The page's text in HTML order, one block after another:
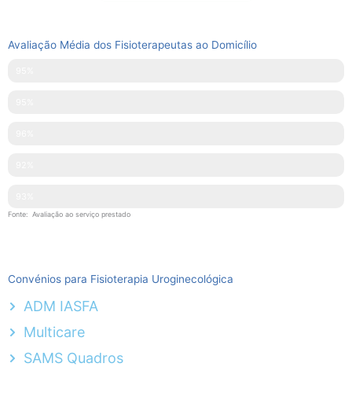
Avaliação Média dos Fisioterapeutas ao Domicílio
Fonte: Avaliação ao serviço prestado
Convénios para Fisioterapia Uroginecológica
ADM IASFA
Multicare
SAMS Quadros